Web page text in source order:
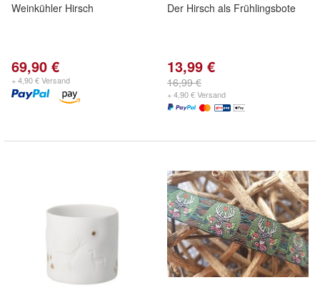
Weinkühler Hirsch
69,90 €
+ 4,90 € Versand
Der Hirsch als Frühlingsbote
13,99 €
16,99 €
+ 4,90 € Versand